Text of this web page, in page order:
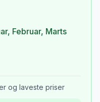
, Februar, Marts
og laveste priser